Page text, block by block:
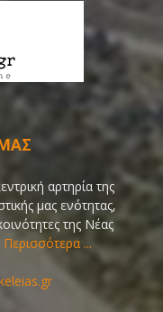
αρτηρία της
μας ενότητας,
της Νέας
...